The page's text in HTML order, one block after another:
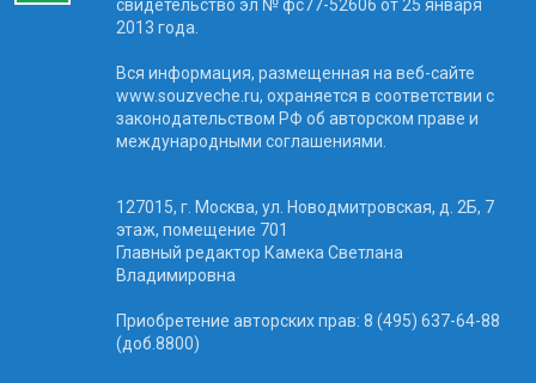
свидетельство эл № фc77-52606 от 25 января
2013 года.
Вся информация, размещенная на веб-сайте
www.souzveche.ru, охраняется в соответствии с
законодательством РФ об авторском праве и
международными соглашениями.
127015, г. Москва, ул. Новодмитровская, д. 2Б, 7
этаж, помещение 701
Главный редактор Камека Светлана
Владимировна
Приобретение авторских прав: 8 (495) 637-64-88
(доб.8800)